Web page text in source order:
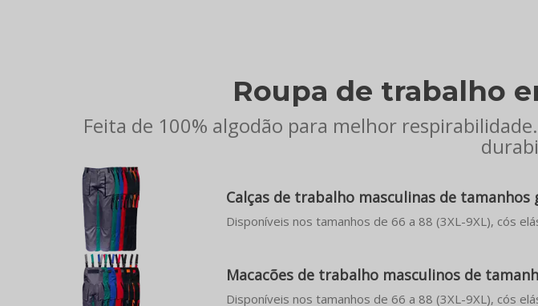
Roupa de trabalho
Feita de 100% algodão para melhor
Calças de trabalho masculinas de tamanhos
Disponíveis nos tamanhos de 66 a 88 (3XL-9XL), cós
Macacões de trabalho masculinos de
Disponíveis nos tamanhos de 66 a 88 (3XL-9XL), cós